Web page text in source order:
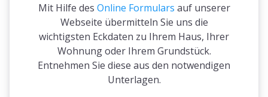
Mit Hilfe des Online Formulars auf unserer
Webseite übermitteln Sie uns die
wichtigsten Eckdaten zu Ihrem Haus, Ihrer
Wohnung oder Ihrem Grundstück.
Entnehmen Sie diese aus den notwendigen
Unterlagen.